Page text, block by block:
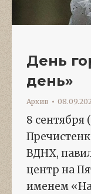
День
день»
Архив
8 сентября
ВДНХ,
центр на
именем